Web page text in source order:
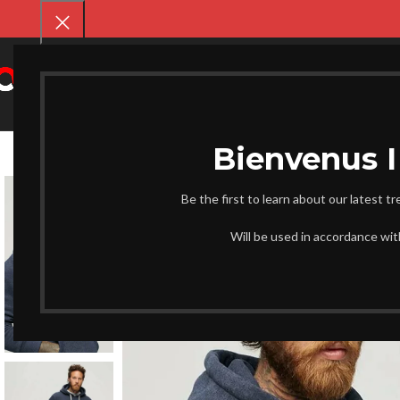
Be the first to learn about our latest
Will be used in accordance